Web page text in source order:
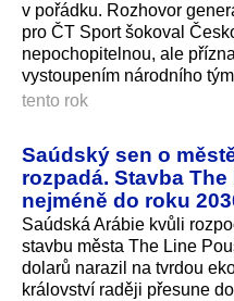
v pořádku. Rozhovor
pro ČT Sport šokoval
nepochopitelnou, ale
vystoupením národního
tento rok
Saúdský sen o
rozpadá. Stavba
nejméně do roku
Saúdská Arábie kvůli
stavbu města The Line
dolarů narazil na tvrdou
království raději přesune